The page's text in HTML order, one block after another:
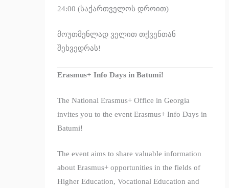
24:00 (საქართველოს დროით)
მოუთმენლად ველით თქვენთან
შეხვედრას!
Erasmus+ Info Days in Batumi!
The National Erasmus+ Office in Georgia
invites you to the event Erasmus+ Info Days in
Batumi!
The event aims to share valuable information
about Erasmus+ opportunities in the fields of
Higher Education, Vocational Education and